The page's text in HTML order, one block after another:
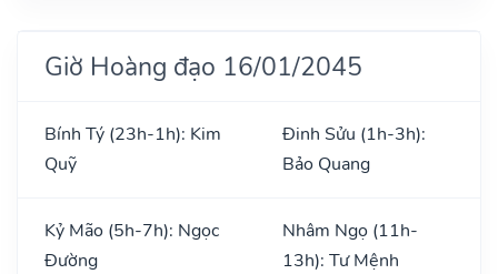
Giờ Hoàng đạo 16/01/2045
Bính Tý (23h-1h): Kim
Quỹ
Đinh Sửu (1h-3h):
Bảo Quang
Kỷ Mão (5h-7h): Ngọc
Đường
Nhâm Ngọ (11h-
13h): Tư Mệnh